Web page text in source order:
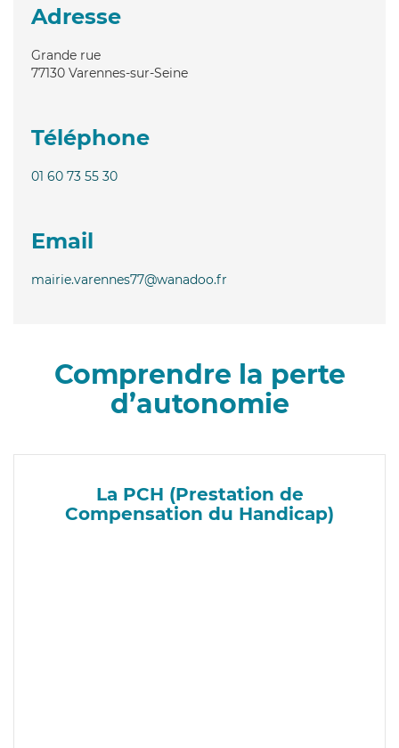
Adresse
Grande rue
77130 Varennes-sur-Seine
Téléphone
01 60 73 55 30
Email
mairie.varennes77@wanadoo.fr
Comprendre la perte
d’autonomie
La PCH (Prestation de
Compensation du Handicap)